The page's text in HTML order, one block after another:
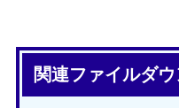
関連ファイルダ